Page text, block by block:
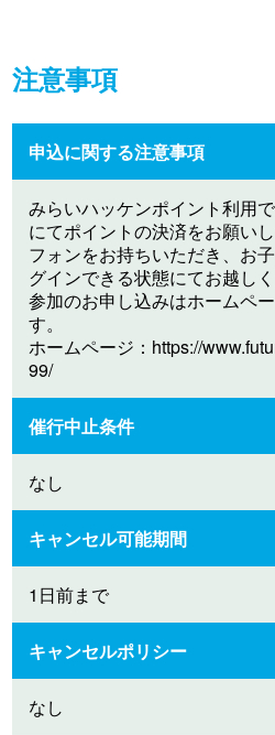
注意事項
申込に関する注意事項
みらいハッケンポイント利用
にてポイントの決済をお願い
フォンをお持ちいただき、お
グインできる状態にてお越しく
参加のお申し込みはホームペ
す。
ホームページ：https://
99/
催行中止条件
なし
キャンセル可能期間
1日前まで
キャンセルポリシー
なし